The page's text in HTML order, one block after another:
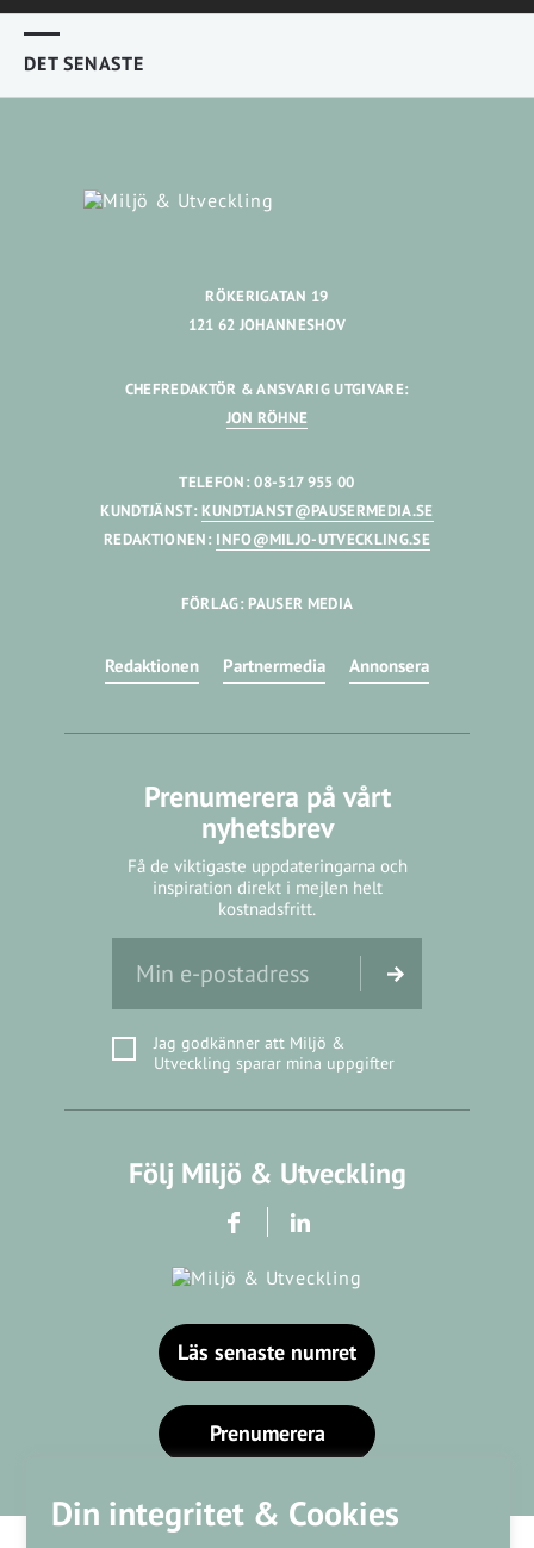
Din integritet & Cookies
DET SENASTE
RÖKERIGATAN 19
121 62 JOHANNESHOV
CHEFREDAKTÖR & ANSVARIG UTGIVARE:
JON RÖHNE
TELEFON: 08-517 955 00
KUNDTJÄNST: KUNDTJANST@PAUSERMEDIA.SE
REDAKTIONEN: INFO@MILJO-UTVECKLING.SE
FÖRLAG: PAUSER MEDIA
Redaktionen Partnermedia Annonsera
Prenumerera på vårt
nyhetsbrev
Få de viktigaste uppdateringarna och
inspiration direkt i mejlen helt
kostnadsfritt.
Jag godkänner att Miljö &
Utveckling sparar mina uppgifter
Följ Miljö & Utveckling
Läs senaste numret
Prenumerera